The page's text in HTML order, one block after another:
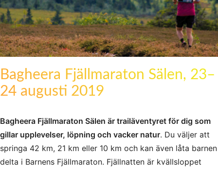
Bagheera Fjällmaraton Sälen, 23–
24 augusti 2019
Bagheera Fjällmaraton Sälen är trailäventyret för dig som
gillar upplevelser, löpning och vacker natur. Du väljer att
springa 42 km, 21 km eller 10 km och kan även låta barnen
delta i Barnens Fjällmaraton. Fjällnatten är kvällsloppet